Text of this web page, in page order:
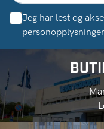
Jeg har lest og